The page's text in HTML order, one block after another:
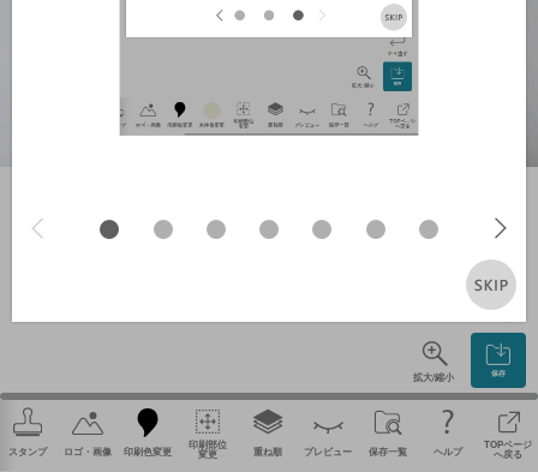
保存
拡大/縮小
スタンプ ロゴ・画像 印刷色変更
印刷部位
変更 重ね順 プレビュー 保存一覧 ヘルプ
TOPページ
へ戻る